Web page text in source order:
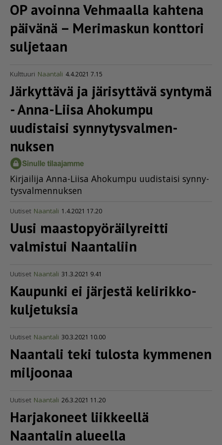
OP avoinna Vehmaalla kahtena
päivänä – Merimaskun konttori
suljetaan
Kulttuuri Naantali 4.4.2021 7.15
Järkyttävä ja järisyttävä syntymä
- Anna-Liisa Ahokumpu
uudistaisi synny­tys­val­men­
nuksen
Kir­jai­li­ja An­na-Lii­sa Aho­kum­pu uu­dis­tai­si syn­ny­
tys­val­men­nuk­sen
Uutiset Naantali 1.4.2021 17.20
Uusi maasto­pyö­räi­ly­reitti
valmistui Naantaliin
Uutiset Naantali 31.3.2021 9.41
Kaupunki ei järjestä kelirik­ko­
kul­je­tuksia
Uutiset Naantali 30.3.2021 10.00
Naantali teki tulosta kymmenen
miljoonaa
Uutiset Naantali 26.3.2021 11.20
Harjakoneet liikkeellä
Naantalin alueella